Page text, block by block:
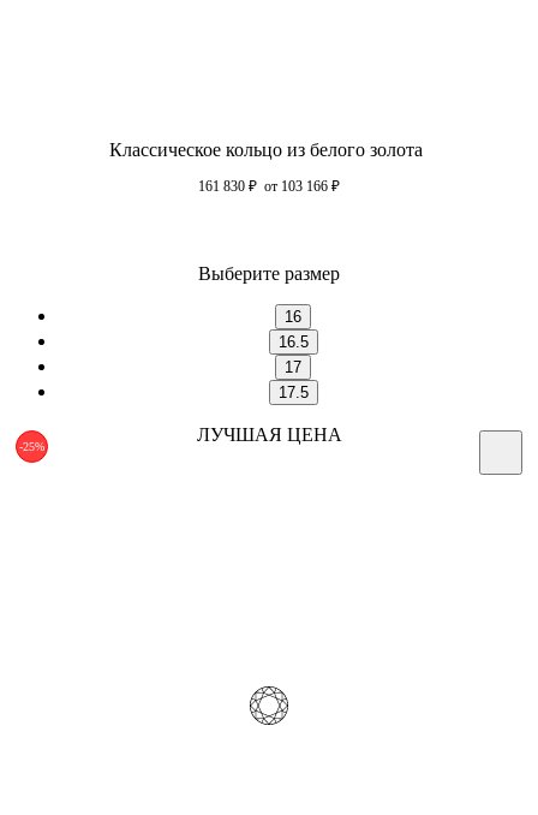
Классическое кольцо из белого золота
161 830 ₽ от 103 166 ₽
Выберите размер
16
16.5
17
17.5
-25%
ЛУЧШАЯ ЦЕНА